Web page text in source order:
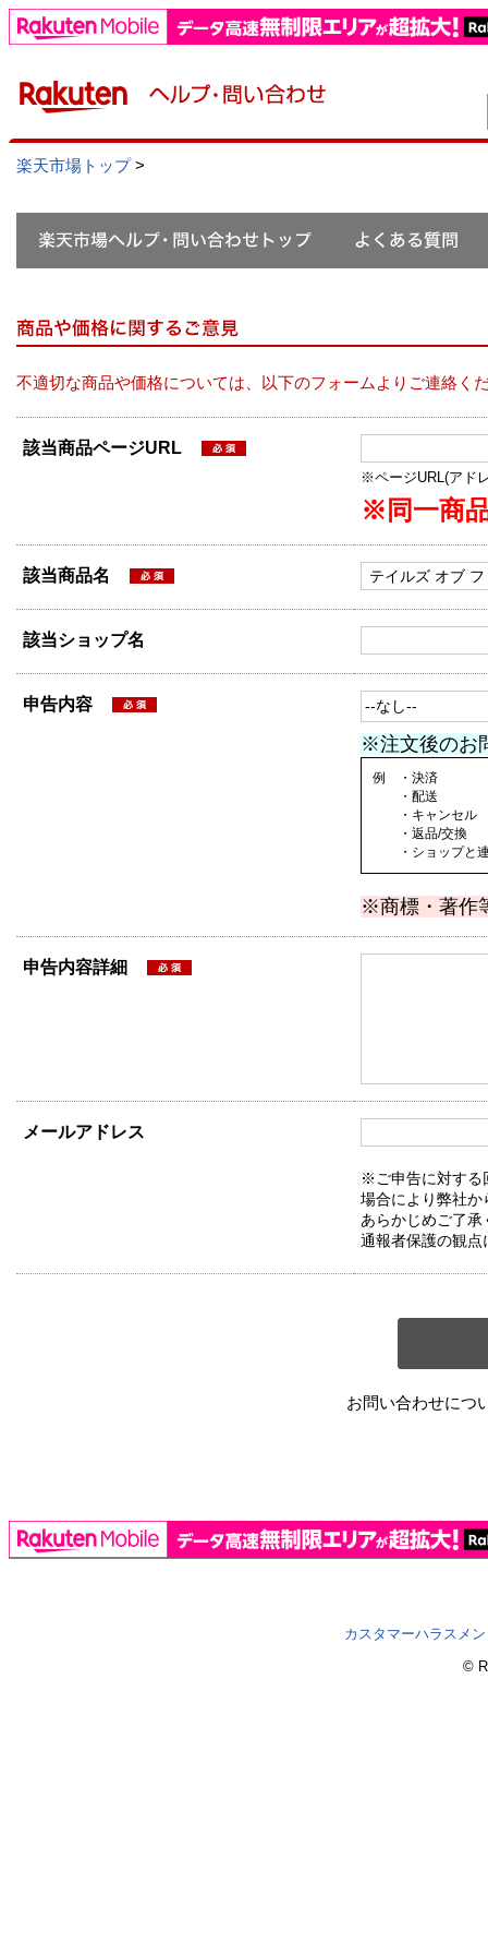
楽天市場トップ>
不適切な商品や価格については、以下のフォームよりご連絡く
該当商品ページURL
※ページURL(アド
※同一商
該当商品名
該当ショップ名
申告内容
※注文後のお
例 ・決済
・配送
・キャンセル
・返品/交換
・ショップと連
※商標・著作
申告内容詳細
メールアドレス
※ご申告に対する
場合により弊社か
あらかじめご了承
通報者保護の観点
お問い合わせにつ
カスタマーハラスメ
©